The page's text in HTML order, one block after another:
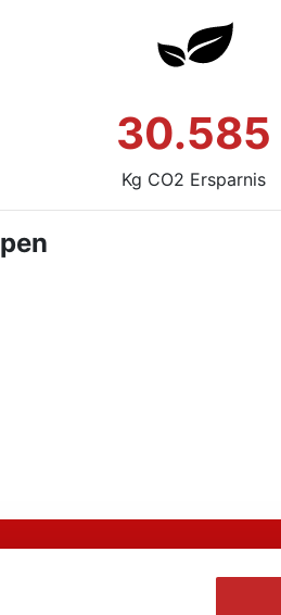
30.585
Kg CO2 Ersparnis